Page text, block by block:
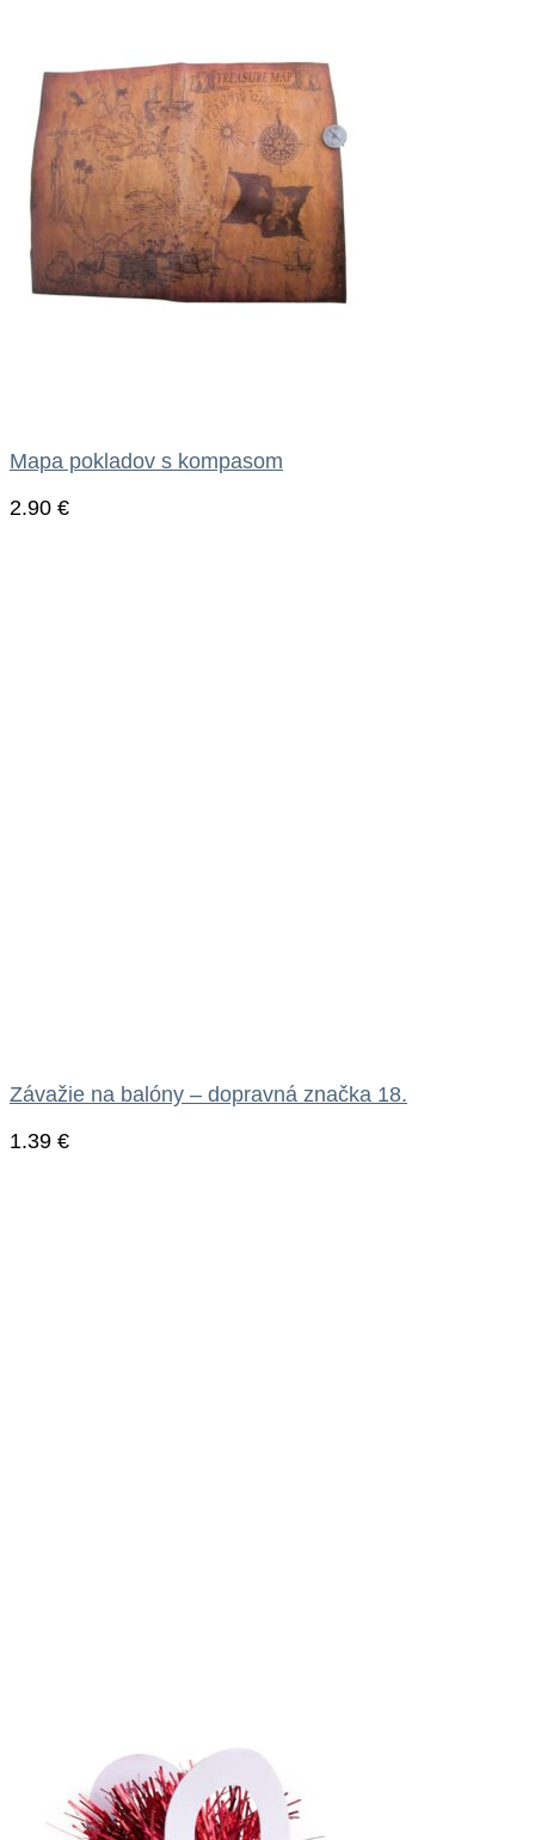
Mapa pokladov s kompasom
2.90 €
Závažie na balóny – dopravná značka 18.
1.39 €